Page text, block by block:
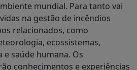
mundial. Para tanto vai
na gestão de incêndios
relacionados, como
ecossistemas,
e saúde humana. Os
conhecimentos e experiências